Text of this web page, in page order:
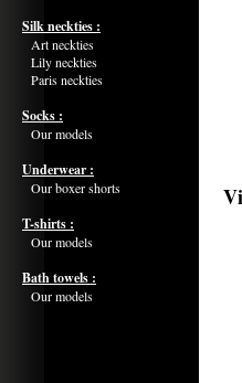
Silk neckties :
Art neckties
Lily neckties
Paris neckties
Socks :
Our models
Underwear :
Our boxer shorts
T-shirts :
Our models
Bath towels :
Our models